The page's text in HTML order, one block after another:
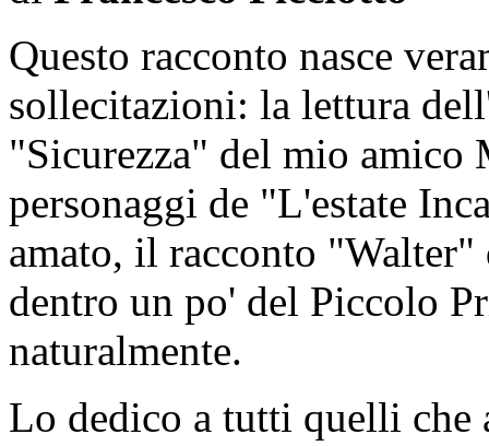
Questo racconto nasce
sollecitazioni: la lettura
"Sicurezza" del mio
personaggi de "L'estate
amato, il racconto "Walter"
dentro un po' del Piccolo
naturalmente.
Lo dedico a tutti quelli che